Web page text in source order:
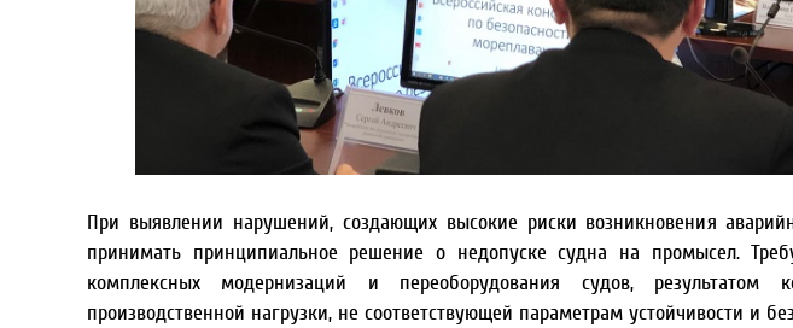
При выявлении нарушений, создающих высокие риски возникновения
принимать принципиальное решение о недопуске судна на промысел.
комплексных модернизаций и переоборудования судов, результатом
производственной нагрузки, не соответствующей параметрам устойчивости и